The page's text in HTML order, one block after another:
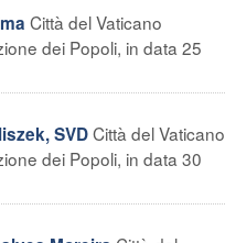
Città del Vaticano
dei Popoli, in data 25
SVDCittà del Vaticano
dei Popoli, in data 30